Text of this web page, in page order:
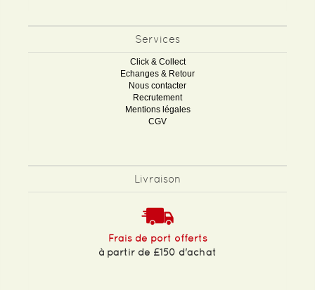
Services
Click & Collect
Echanges & Retour
Nous contacter
Recrutement
Mentions légales
CGV
Livraison
Frais de port offerts
à partir de £150 d'achat